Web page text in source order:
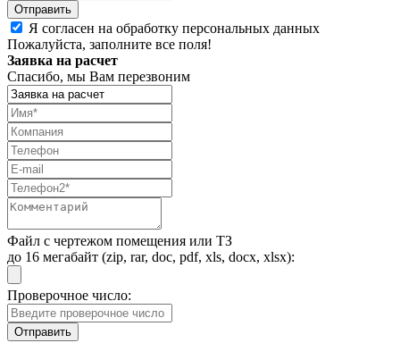
Я согласен на обработку персональных данных
Пожалуйста, заполните все поля!
Заявка на расчет
Спасибо, мы Вам перезвоним
Файл с чертежом помещения или ТЗ
до 16 мегабайт (zip, rar, doc, pdf, xls, docx, xlsx):
Проверочное число: